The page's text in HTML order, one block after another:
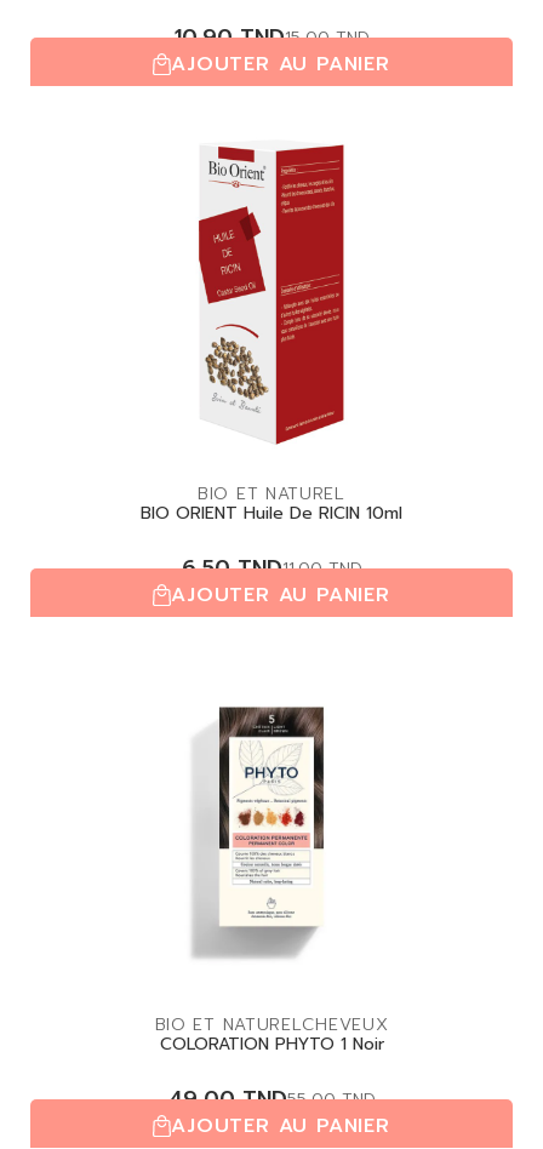
10,90TND15,00TND
(0,0/5)| 0 avis
AJOUTER AU PANIER
BIO ET NATUREL
BIO ORIENT Huile De RICIN 10ml
6,50TND11.00TND
(0,0/5)| 0 avis
AJOUTER AU PANIER
BIO ET NATURELCHEVEUX
COLORATION PHYTO 1 Noir
49,00TND55,00TND
(0,0/5)| 0 avis
AJOUTER AU PANIER